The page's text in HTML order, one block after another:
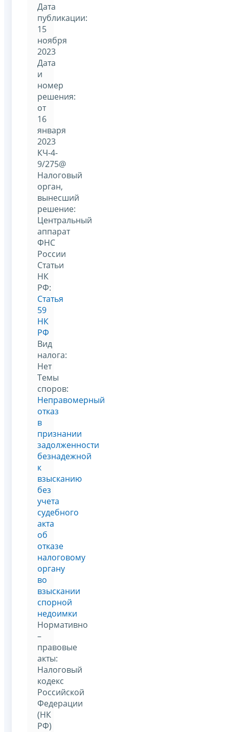
Дата
публикации:
15
ноября
2023
Дата
и
номер
решения:
от
16
января
2023
КЧ-4-
9/275@
Налоговый
орган,
вынесший
решение:
Центральный
аппарат
ФНС
России
Статьи
НК
РФ:
Статья
59
НК
РФ
Вид
налога:
Нет
Темы
споров:
Неправомерный
отказ
в
признании
задолженности
безнадежной
к
взысканию
без
учета
судебного
акта
об
отказе
налоговому
органу
во
взыскании
спорной
недоимки
Нормативно
–
правовые
акты:
Налоговый
кодекс
Российской
Федерации
(НК
РФ)